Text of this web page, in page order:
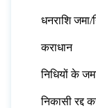
धनराशि
कराधान
निधियों के
निकासी रद्द